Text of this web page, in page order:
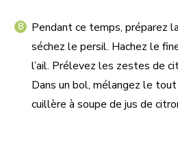
Pendant ce temps, préparez
séchez le persil. Hachez le
l’ail. Prélevez les zestes de
Dans un bol, mélangez le tout
cuillère à soupe de jus de